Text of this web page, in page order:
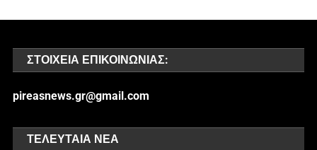
ΣΤΟΙΧΕΊΑ ΕΠΙΚΟΙΝΩΝΊΑΣ:
pireasnews.gr@gmail.com
ΤΕΛΕΥΤΑΊΑ ΝΈΑ